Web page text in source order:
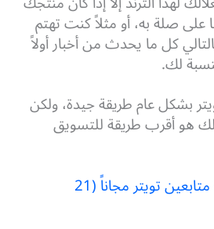
على صلة به، أو مثلاً كنت تهتم
كل ما يحدث من أخبار أولاً
لك.
بشكل عام طريقة جيدة، ولكن
هو أقرب طريقة للتسويق
كيفية زيادة متابعين تويتر مجاناً (21